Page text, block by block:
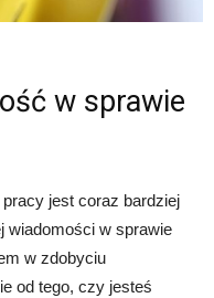
w sprawie
jest coraz bardziej
wiadomości w sprawie
w zdobyciu
od tego, czy jesteś